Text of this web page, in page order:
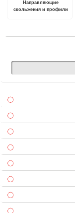
Направляющие
скольжения и профили